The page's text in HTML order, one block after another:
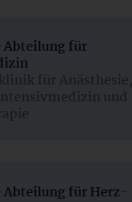
Abteilung für
für Anästhesie,
und
Abteilung für Herz-